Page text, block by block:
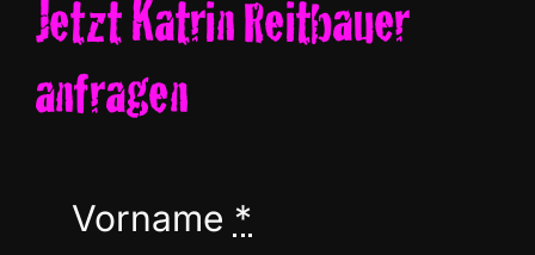
Jetzt Katrin Reitbauer
anfragen
Vorname *